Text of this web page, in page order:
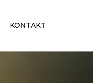
KONTAKT